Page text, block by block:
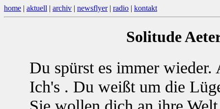
home | aktuell | archiv | newsflyer| radio | kontakt
Solitude
Du spürst es immer wieder.
Ich's . Du weißt um die